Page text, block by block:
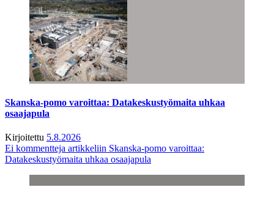
Skanska-pomo varoittaa: Datakeskustyömaita uhkaa
osaajapula
Kirjoitettu 5.8.2026
Ei kommentteja artikkeliin Skanska-pomo varoittaa:
Datakeskustyömaita uhkaa osaajapula